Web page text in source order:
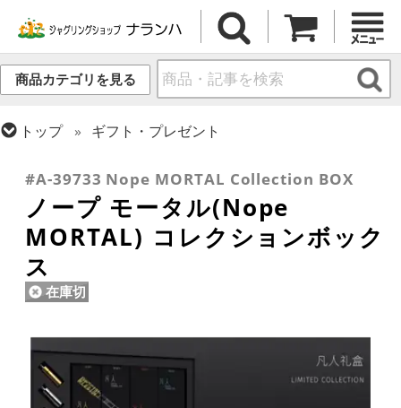
商品カテゴリを見る
トップ
ギフト・プレゼント
#A-39733 Nope MORTAL Collection BOX
ノープ モータル(Nope
MORTAL) コレクションボック
ス
在庫切